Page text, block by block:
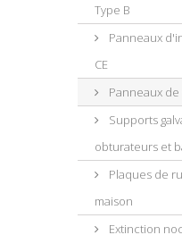
Type B
Panneaux
CE
Panneaux
Supports
obturateurs et
Plaques de
maison
Extinction